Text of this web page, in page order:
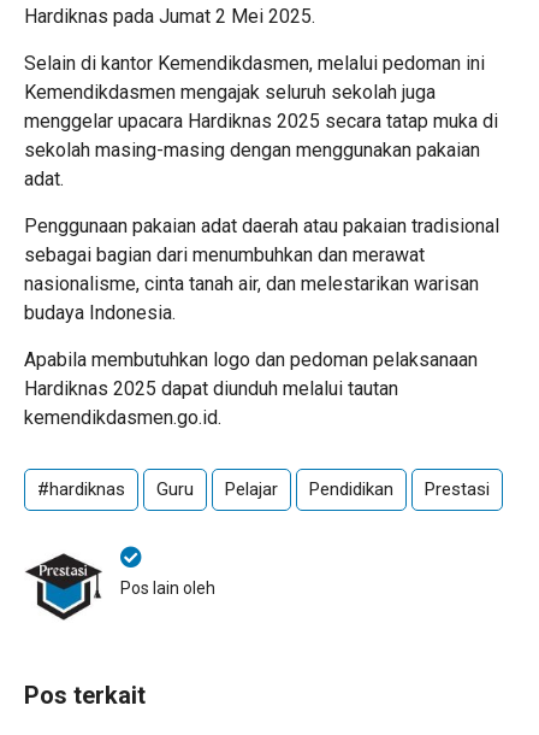
Hardiknas pada Jumat 2 Mei 2025.
Selain di kantor Kemendikdasmen, melalui pedoman ini
Kemendikdasmen mengajak seluruh sekolah juga
menggelar upacara Hardiknas 2025 secara tatap muka di
sekolah masing-masing dengan menggunakan pakaian
adat.
Penggunaan pakaian adat daerah atau pakaian tradisional
sebagai bagian dari menumbuhkan dan merawat
nasionalisme, cinta tanah air, dan melestarikan warisan
budaya Indonesia.
Apabila membutuhkan logo dan pedoman pelaksanaan
Hardiknas 2025 dapat diunduh melalui tautan
kemendikdasmen.go.id.
#hardiknas Guru Pelajar Pendidikan Prestasi
Pos lain oleh
Pos terkait